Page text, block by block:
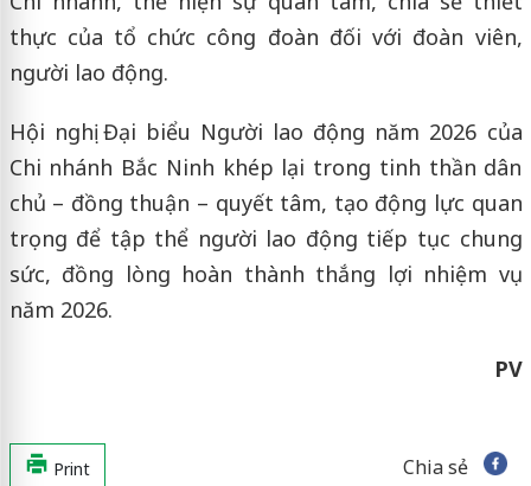
thực của tổ chức công đoàn đối với đoàn viên,
người lao động.
Hội nghị Đại biểu Người lao động năm 2026 của
Chi nhánh Bắc Ninh khép lại trong tinh thần dân
chủ – đồng thuận – quyết tâm, tạo động lực quan
trọng để tập thể người lao động tiếp tục chung
sức, đồng lòng hoàn thành thắng lợi nhiệm vụ
năm 2026.
PV
Print Chia sẻ